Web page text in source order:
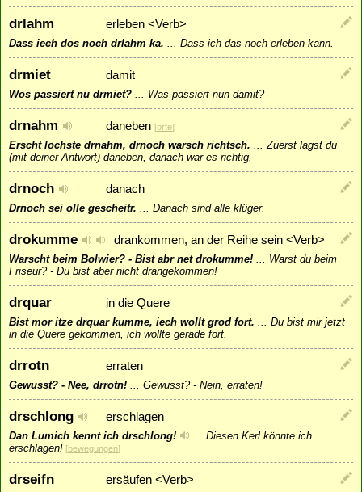
drlahm erleben <Verb>
Dass iech dos noch drlahm ka. ... Dass ich das noch erleben kann.
drmiet damit
Wos passiert nu drmiet? ... Was passiert nun damit?
drnahm daneben [orte]
Erscht lochste drnahm, drnoch warsch richtsch. ...Zuerst lagst du
(mit deiner Antwort) daneben, danach war es richtig.
drnoch danach
Drnoch sei olle gescheitr. ... Danach sind alle klüger.
drokumme drankommen, an der Reihe sein <Verb>
Warscht beim Bolwier? - Bist abr net drokumme! ... Warst du beim
Friseur? - Du bist aber nicht drangekommen!
drquar in die Quere
Bist mor itze drquar kumme, iech wollt grod fort. ... Du bist mir jetzt
in die Quere gekommen, ich wollte gerade fort.
drrotn erraten
Gewusst? - Nee, drrotn! ... Gewusst? - Nein, erraten!
drschlong erschlagen
Dan Lumich kennt ich drschlong! ... Diesen Kerl könnte ich
erschlagen! [bewegungen]
drseifn ersäufen <Verb>